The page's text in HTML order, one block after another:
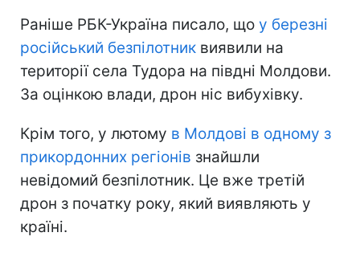
Раніше РБК-Україна писало, що у березні
російський безпілотник виявили на
території села Тудора на півдні Молдови.
За оцінкою влади, дрон ніс вибухівку.
Крім того, у лютому в Молдові в одному з
прикордонних регіонів знайшли
невідомий безпілотник. Це вже третій
дрон з початку року, який виявляють у
країні.